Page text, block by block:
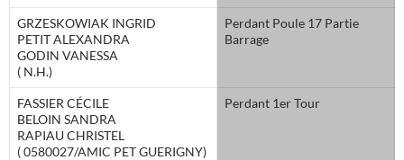
GRZESKOWIAK INGRID
PETIT ALEXANDRA
GODIN VANESSA
( N.H.)
Perdant Poule 17 Partie
Barrage
FASSIER CÉCILE
BELOIN SANDRA
RAPIAU CHRISTEL
( 0580027/AMIC PET GUERIGNY)
Perdant 1er Tour